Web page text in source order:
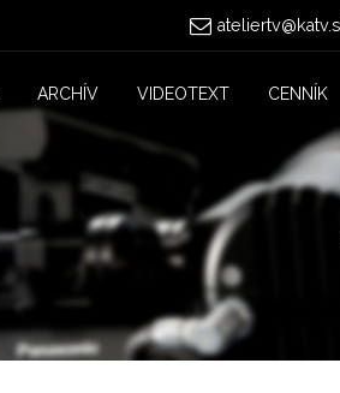
ARCHÍV VIDEOTEXT CENNÍK